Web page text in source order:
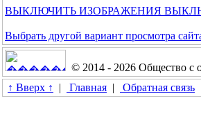
ВЫКЛЮЧИТЬ ИЗОБРАЖЕНИЯ
Выбрать другой вариант просмотра
© 2014 - 2026 Общество с
↑ Вверх ↑
| Главная | Обратная связь